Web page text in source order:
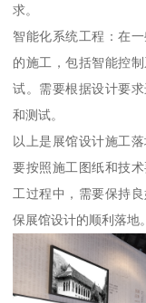
求。
智能化系统工程：在
的施工，包括智能控
试。需要根据设计要
和测试。
以上是展馆设计施工
要按照施工图纸和技
工过程中，需要保持
保展馆设计的顺利落地。